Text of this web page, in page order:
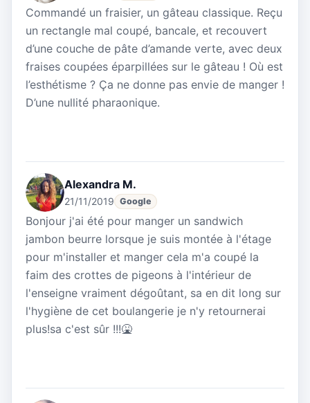
Commandé un fraisier, un gâteau classique. Reçu
un rectangle mal coupé, bancale, et recouvert
d’une couche de pâte d’amande verte, avec deux
fraises coupées éparpillées sur le gâteau ! Où est
l’esthétisme ? Ça ne donne pas envie de manger !
D’une nullité pharaonique.
Alexandra M.
21/11/2019 Google
Bonjour j'ai été pour manger un sandwich
jambon beurre lorsque je suis montée à l'étage
pour m'installer et manger cela m'a coupé la
faim des crottes de pigeons à l'intérieur de
l'enseigne vraiment dégoûtant, sa en dit long sur
l'hygiène de cet boulangerie je n'y retournerai
plus!sa c'est sûr !!!🤮